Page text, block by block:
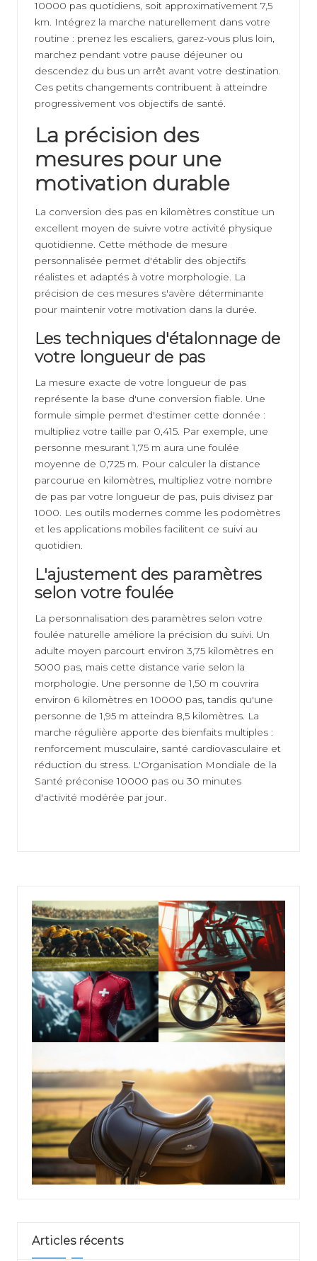
10000 pas quotidiens, soit approximativement 7,5
km. Intégrez la marche naturellement dans votre
routine : prenez les escaliers, garez-vous plus loin,
marchez pendant votre pause déjeuner ou
descendez du bus un arrêt avant votre destination.
Ces petits changements contribuent à atteindre
progressivement vos objectifs de santé.
La précision des
mesures pour une
motivation durable
La conversion des pas en kilomètres constitue un
excellent moyen de suivre votre activité physique
quotidienne. Cette méthode de mesure
personnalisée permet d'établir des objectifs
réalistes et adaptés à votre morphologie. La
précision de ces mesures s'avère déterminante
pour maintenir votre motivation dans la durée.
Les techniques d'étalonnage de
votre longueur de pas
La mesure exacte de votre longueur de pas
représente la base d'une conversion fiable. Une
formule simple permet d'estimer cette donnée :
multipliez votre taille par 0,415. Par exemple, une
personne mesurant 1,75 m aura une foulée
moyenne de 0,725 m. Pour calculer la distance
parcourue en kilomètres, multipliez votre nombre
de pas par votre longueur de pas, puis divisez par
1000. Les outils modernes comme les podomètres
et les applications mobiles facilitent ce suivi au
quotidien.
L'ajustement des paramètres
selon votre foulée
La personnalisation des paramètres selon votre
foulée naturelle améliore la précision du suivi. Un
adulte moyen parcourt environ 3,75 kilomètres en
5000 pas, mais cette distance varie selon la
morphologie. Une personne de 1,50 m couvrira
environ 6 kilomètres en 10000 pas, tandis qu'une
personne de 1,95 m atteindra 8,5 kilomètres. La
marche régulière apporte des bienfaits multiples :
renforcement musculaire, santé cardiovasculaire et
réduction du stress. L'Organisation Mondiale de la
Santé préconise 10000 pas ou 30 minutes
d'activité modérée par jour.
Articles récents